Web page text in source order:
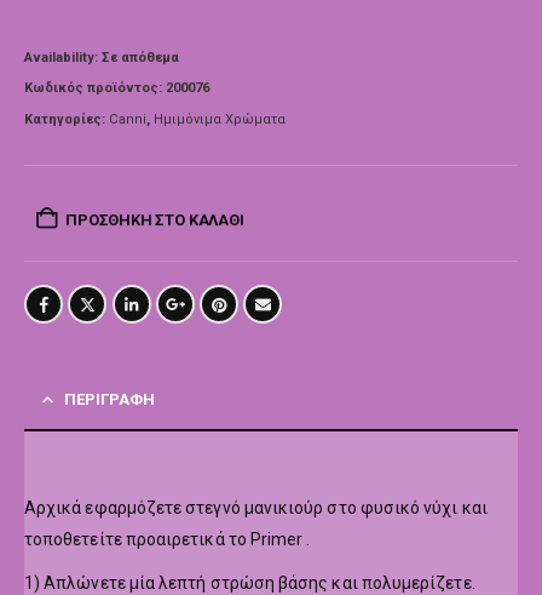
Availability: Σε απόθεμα
Κωδικός προϊόντος: 200076
Κατηγορίες: Canni, Ημιμόνιμα Χρώματα
ΠΡΟΣΘΉΚΗ ΣΤΟ ΚΑΛΆΘΙ
ΠΕΡΙΓΡΑΦΉ
Αρχικά εφαρμόζετε στεγνό μανικιούρ στο φυσικό νύχι και
τοποθετείτε προαιρετικά το Primer .
1) Απλώνετε μία λεπτή στρώση βάσης και πολυμερίζετε.